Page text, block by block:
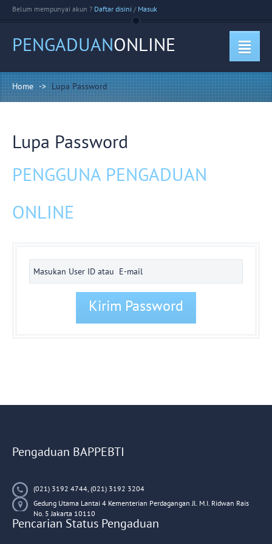
Belum mempunyai akun ? Daftar disini / Masuk
PENGADUANONLINE
Home -> Lupa Password
Lupa Password
PENGGUNA PENGADUAN
ONLINE
Kirim Password
Pengaduan BAPPEBTI
(021) 3192 4744, (021) 3192 3204
Gedung Utama Lantai 4 Kementerian Perdagangan Jl. M.I. Ridwan Rais
No. 5 Jakarta 10110
Pencarian Status Pengaduan